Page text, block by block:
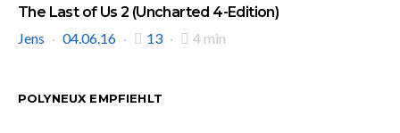
The Last of Us 2 (Uncharted 4-Edition)
Jens
04.06.16 13 4 min
POLYNEUX EMPFIEHLT